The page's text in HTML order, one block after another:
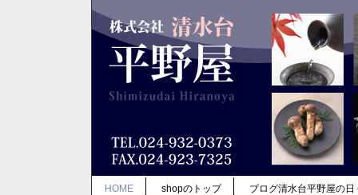
HOME shopのトップ ブログ清水台平野屋の日